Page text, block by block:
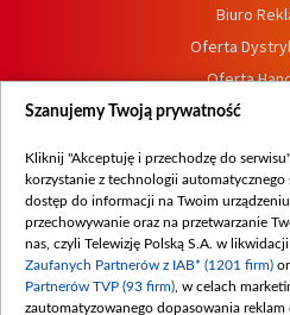
Biuro
Oferta
Oferta
Procedura
Szanujemy Twoją prywatność
Kliknij "Akceptuję i przechodzę do
korzystanie z technologii automatycznego
dostęp do informacji na Twoim
przechowywanie oraz na przetwarzanie
nas, czyli Telewizję Polską S.A. w likwidacji
Zaufanych Partnerów z IAB* (1201 firm)
Partnerów TVP (93 firm) , w celach
zautomatyzowanego dopasowania